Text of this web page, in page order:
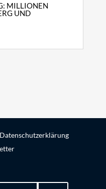
MILLIONEN
UND S
Datenschutzerklärung